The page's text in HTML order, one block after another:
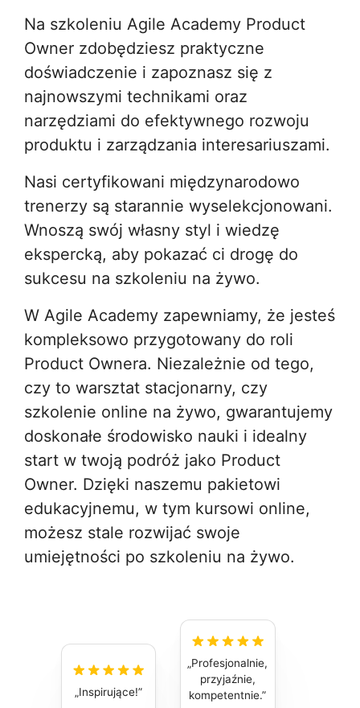
Na szkoleniu Agile Academy Product
Owner zdobędziesz praktyczne
doświadczenie i zapoznasz się z
najnowszymi technikami oraz
narzędziami do efektywnego rozwoju
produktu i zarządzania interesariuszami.
Nasi certyfikowani międzynarodowo
trenerzy są starannie wyselekcjonowani.
Wnoszą swój własny styl i wiedzę
ekspercką, aby pokazać ci drogę do
sukcesu na szkoleniu na żywo.
W Agile Academy zapewniamy, że jesteś
kompleksowo przygotowany do roli
Product Ownera. Niezależnie od tego,
czy to warsztat stacjonarny, czy
szkolenie online na żywo, gwarantujemy
doskonałe środowisko nauki i idealny
start w twoją podróż jako Product
Owner. Dzięki naszemu pakietowi
edukacyjnemu, w tym kursowi online,
możesz stale rozwijać swoje
umiejętności po szkoleniu na żywo.
Inspirujące!
Profesjonalnie,
przyjaźnie,
kompetentnie.